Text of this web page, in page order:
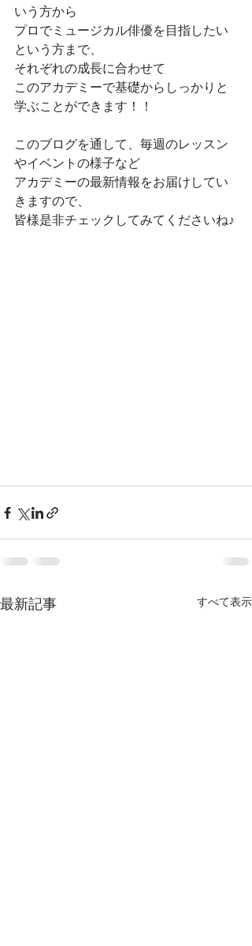
いう方から
プロでミュージカル俳優を目指したい
という方まで、
それぞれの成長に合わせて
このアカデミーで基礎からしっかりと
学ぶことができます！！
このブログを通して、毎週のレッスン
やイベントの様子など
アカデミーの最新情報をお届けしてい
きますので、
皆様是非チェックしてみてくださいね♪
最新記事 すべて表示